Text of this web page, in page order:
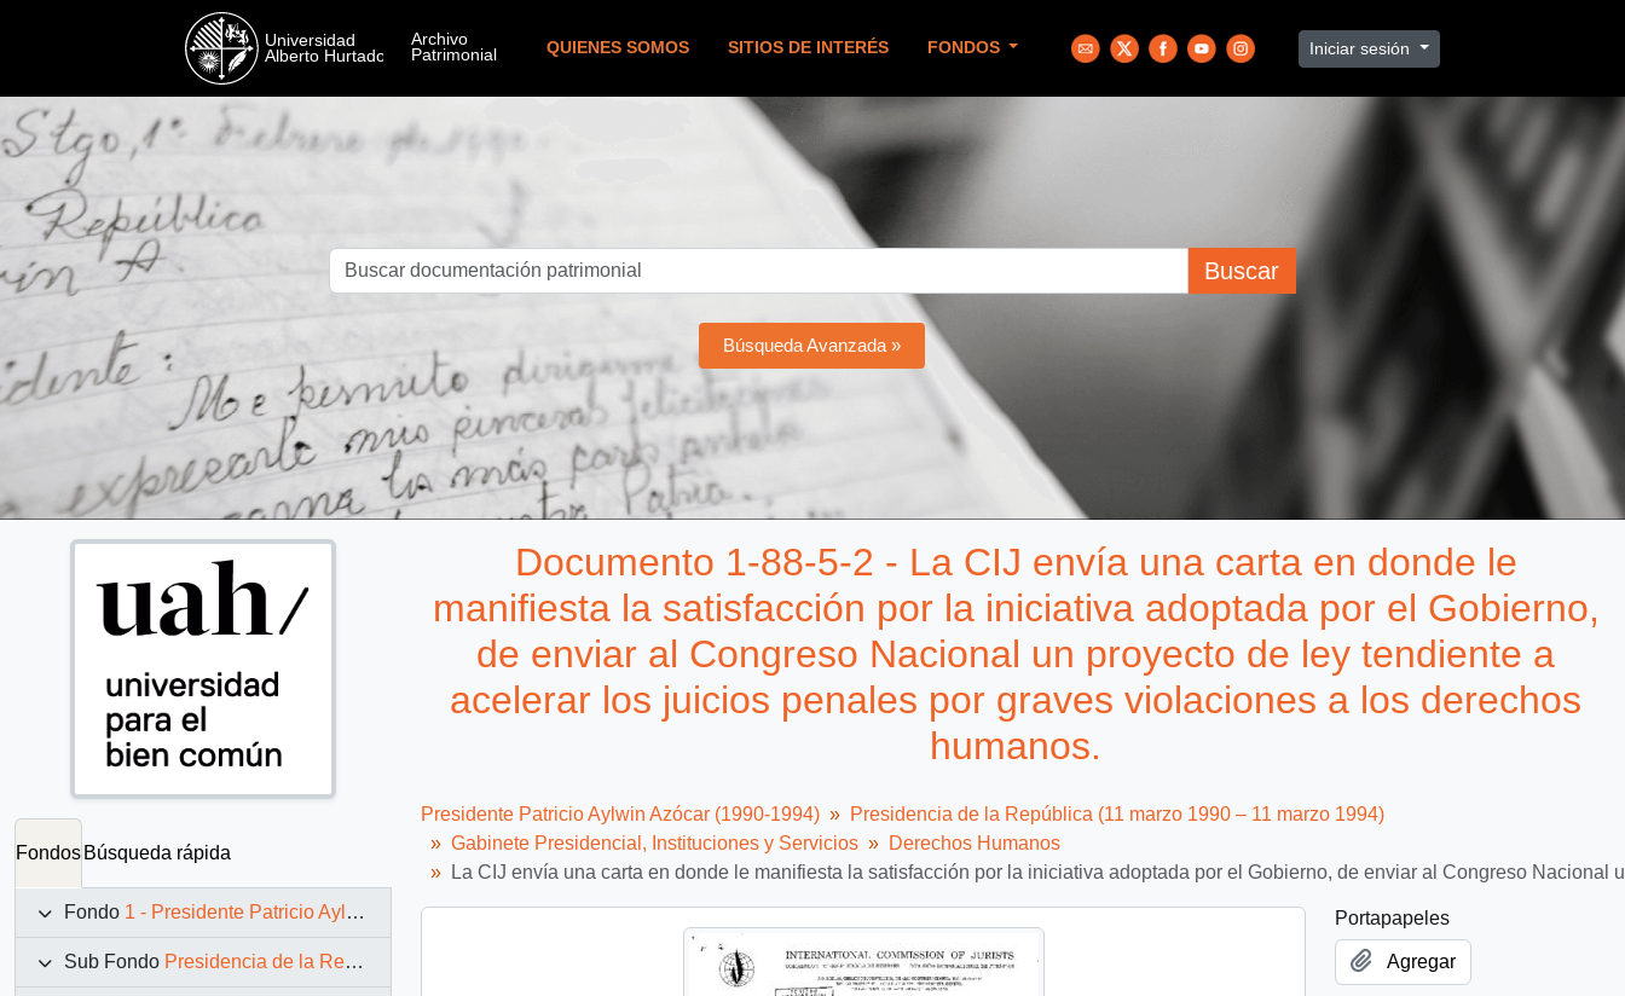
QUIENES SOMOS SITIOS DE INTERÉS FONDOS Iniciar sesión
Buscar
Búsqueda Avanzada »
Fondos Búsqueda rápida
Fondo 1 - Presidente Patricio Aylwin Azócar (1990-1994)
Sub Fondo Presidencia de la República (11 marzo 1990 – 11 marzo 1994)
Documento 1-88-5-2 - La CIJ envía una carta en donde le
manifiesta la satisfacción por la iniciativa adoptada por el Gobierno,
de enviar al Congreso Nacional un proyecto de ley tendiente a
acelerar los juicios penales por graves violaciones a los derechos
humanos.
Presidente Patricio Aylwin Azócar (1990-1994)
Presidencia de la República (11 marzo 1990 – 11 marzo 1994)
Gabinete Presidencial, Instituciones y Servicios
Derechos Humanos
La CIJ envía una carta en donde le manifiesta la satisfacción por la iniciativa adoptada por el Gobierno, de enviar al Congreso
Portapapeles
Agregar